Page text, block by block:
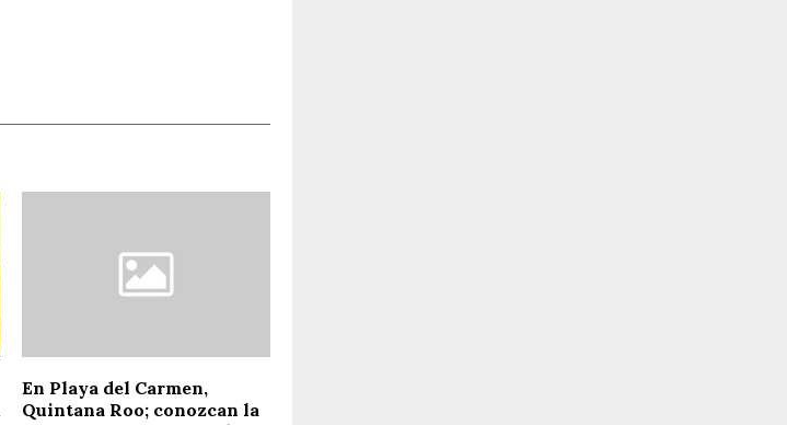
En Playa del Carmen,
Quintana Roo; conozcan la